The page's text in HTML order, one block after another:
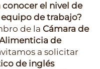
conocer el nivel de
de trabajo?
de la Cámara de
de
a solicitar
de inglés